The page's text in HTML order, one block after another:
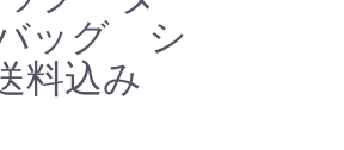
ッグ シ
料込み